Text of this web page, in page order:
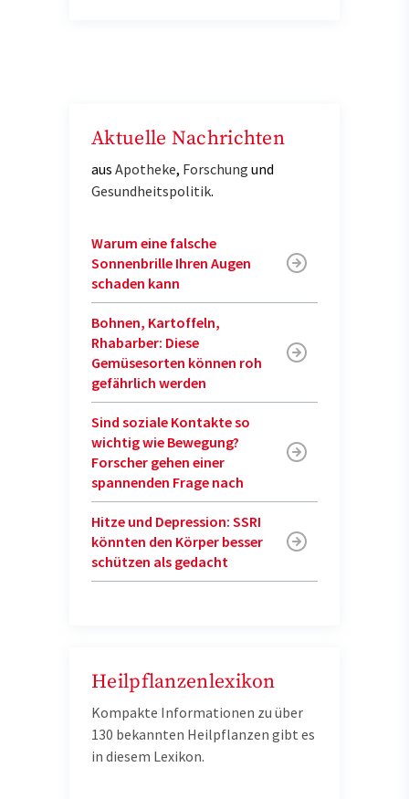
Aktuelle Nachrichten
aus Apotheke, Forschung und
Gesundheitspolitik.
Warum eine falsche
Sonnenbrille Ihren Augen
schaden kann
Bohnen, Kartoffeln,
Rhabarber: Diese
Gemüsesorten können roh
gefährlich werden
Sind soziale Kontakte so
wichtig wie Bewegung?
Forscher gehen einer
spannenden Frage nach
Hitze und Depression: SSRI
könnten den Körper besser
schützen als gedacht
Heilpflanzenlexikon
Kompakte Informationen zu über
130 bekannten Heilpflanzen gibt es
in diesem Lexikon.